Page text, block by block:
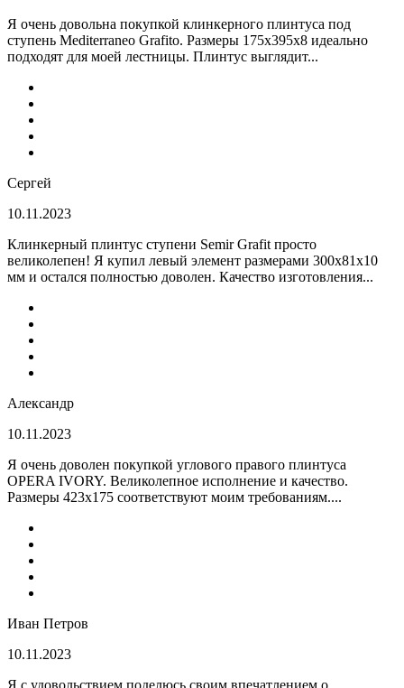
Я очень довольна покупкой клинкерного плинтуса под
ступень Mediterraneo Grafito. Размеры 175х395х8 идеально
подходят для моей лестницы. Плинтус выглядит...
Сергей
10.11.2023
Клинкерный плинтус ступени Semir Grafit просто
великолепен! Я купил левый элемент размерами 300х81х10
мм и остался полностью доволен. Качество изготовления...
Александр
10.11.2023
Я очень доволен покупкой углового правого плинтуса
OPERA IVORY. Великолепное исполнение и качество.
Размеры 423х175 соответствуют моим требованиям....
Иван Петров
10.11.2023
Я с удовольствием поделюсь своим впечатлением о